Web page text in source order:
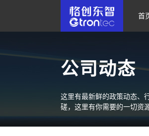
首
公司动态
这里有最新鲜的政策动态、
磋，这里有你需要的一切资源